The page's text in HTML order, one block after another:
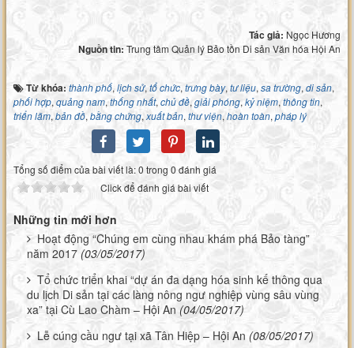
Tác giả: Ngọc Hương
Nguồn tin: Trung tâm Quản lý Bảo tồn Di sản Văn hóa Hội An
Từ khóa: thành phố, lịch sử,tổ chức, trưng bày, tư liệu, sa trường, di sản,
phối hợp,quảng nam,thống nhất, chủ đề,giải phóng, kỷ niệm,thông tin,
triển lãm,bản đồ, bằng chứng,xuất bản, thư viện,hoàn toàn, pháp lý
Tổng số điểm của bài viết là: 0 trong 0 đánh giá
Click để đánh giá bài viết
Những tin mới hơn
Hoạt động “Chúng em cùng nhau khám phá Bảo tàng”
năm 2017 (03/05/2017)
Tổ chức triển khai “dự án đa dạng hóa sinh kế thông qua
du lịch Di sản tại các làng nông ngư nghiệp vùng sâu vùng
xa” tại Cù Lao Chàm – Hội An (04/05/2017)
Lễ cúng cầu ngư tại xã Tân Hiệp – Hội An (08/05/2017)